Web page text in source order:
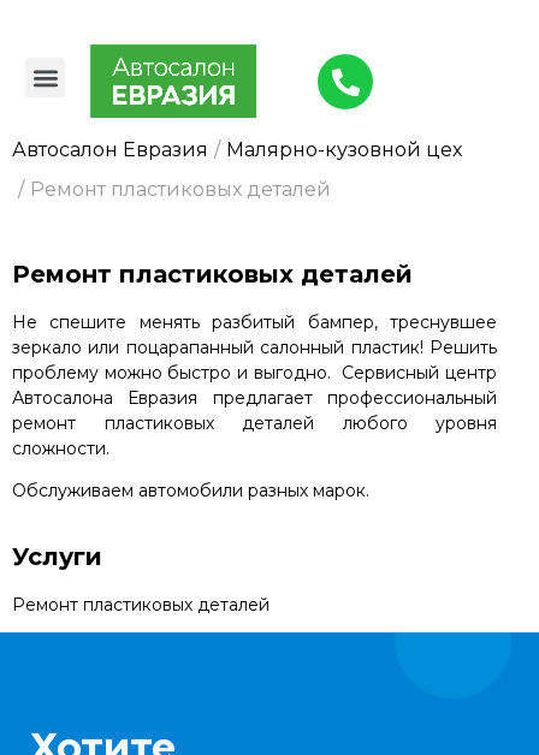
Автосалон Евразия
Малярно-кузовной цех
Ремонт пластиковых деталей
Ремонт пластиковых деталей
Не спешите менять разбитый бампер, треснувшее
зеркало или поцарапанный салонный пластик! Решить
проблему можно быстро и выгодно. Сервисный центр
Автосалона Евразия предлагает профессиональный
ремонт пластиковых деталей любого уровня
сложности.
Обслуживаем автомобили разных марок.
Услуги
Ремонт пластиковых деталей